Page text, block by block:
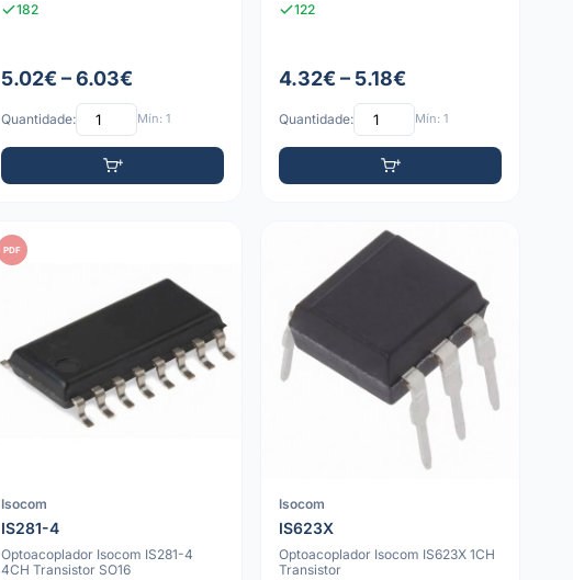
182
5.02€ – 6.03€
Quantidade: Mín: 1
122
4.32€ – 5.18€
Quantidade: Mín: 1
PDF
Isocom
IS281-4
Optoacoplador Isocom IS281-4
4CH Transistor SO16
Isocom
IS623X
Optoacoplador Isocom IS623X 1CH
Transistor